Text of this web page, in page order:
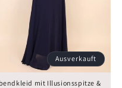
Ausverkauft
mit Illusionsspitze &